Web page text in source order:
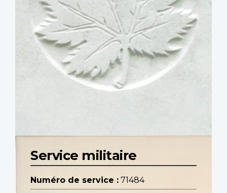
Service militaire
Numéro de service : 71484